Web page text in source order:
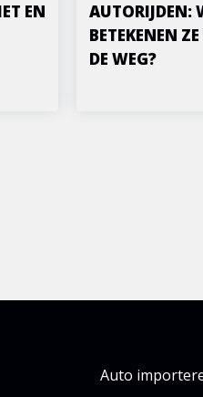
EN
AUTORIJDEN:
BETEKENEN
DE WEG?
Auto